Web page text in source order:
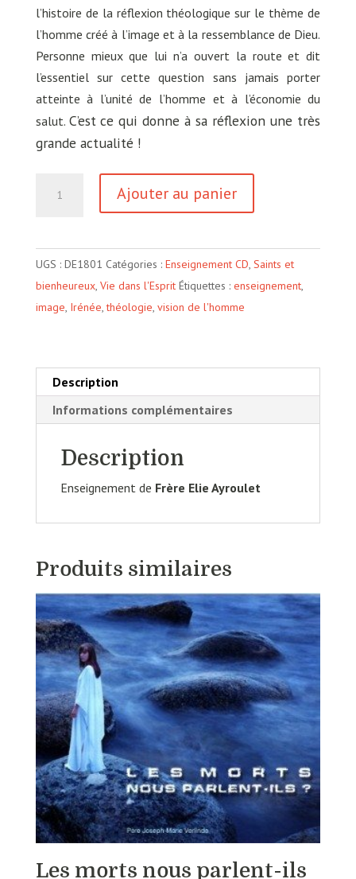
l’histoire de la réflexion théologique sur le thème de
l’homme créé à l’image et à la ressemblance de Dieu.
Personne mieux que lui n’a ouvert la route et dit
l’essentiel sur cette question sans jamais porter
atteinte à l’unité de l’homme et à l’économie du
salut. C’est ce qui donne à sa réflexion une très
grande actualité !
vision
de
l'homme
chez
Ajouter au panier
UGS : DE1801 Catégories : Enseignement CD, Saints et
bienheureux, Vie dans l'Esprit Étiquettes : enseignement,
image, Irénée,théologie, vision de l'homme
Description
Informations complémentaires
Description
Enseignement de Frère Elie Ayroulet
Produits similaires
Les morts nous parlent-ils